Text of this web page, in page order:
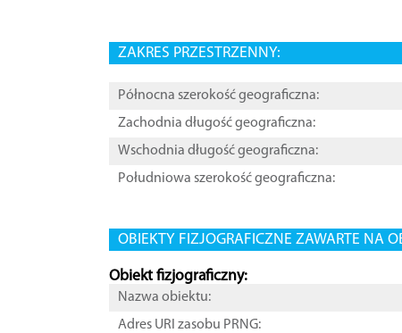
ZAKRES PRZESTRZENNY:
Północna szerokość geograficzna:
Zachodnia długość geograficzna:
Wschodnia długość geograficzna:
Południowa szerokość geograficzna:
OBIEKTY FIZJOGRAFICZNE ZAWARTE NA
Obiekt fizjograficzny:
Nazwa obiektu:
Adres URI zasobu PRNG: